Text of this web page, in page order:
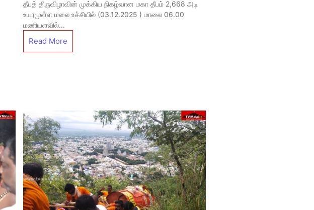
தீபத் திருவிழாவின் முக்கிய நிகழ்வான மகா தீபம் 2,668 அடி
உயரமுள்ள மலை உச்சியில் (03.12.2025 ) மாலை 06.00
மணியளவில்...
Read More